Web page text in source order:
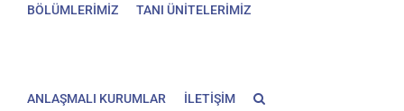
BÖLÜMLERİMİZ TANI ÜNİTELERİMİZ
ANLAŞMALI KURUMLAR İLETİŞİM